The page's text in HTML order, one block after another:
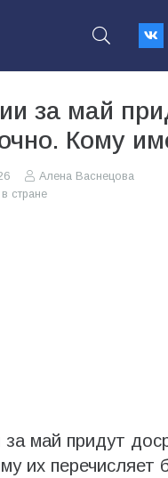
за май
Кому
Алена Васнецова
стране
за май придут
их перечисляет